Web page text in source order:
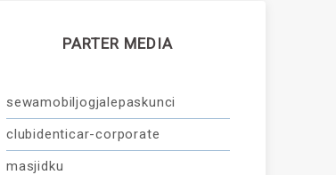
PARTER MEDIA
sewamobiljogjalepaskunci
clubidenticar-corporate
masjidku